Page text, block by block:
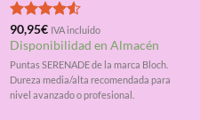
Valorado
con4.50
90,95€ IVA incluido
Disponibilidad en Almacén
Puntas SERENADE de la marca Bloch.
Dureza media/alta recomendada para
nivel avanzado o profesional.